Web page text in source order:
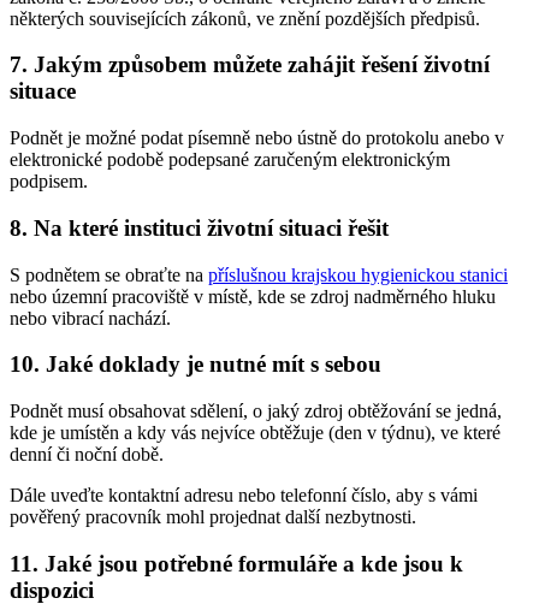
některých souvisejících zákonů, ve znění pozdějších předpisů.
7. Jakým způsobem můžete zahájit řešení životní
situace
Podnět je možné podat písemně nebo ústně do protokolu anebo v
elektronické podobě podepsané zaručeným elektronickým
podpisem.
8. Na které instituci životní situaci řešit
S podnětem se obraťte na příslušnou krajskou hygienickou stanici
nebo územní pracoviště v místě, kde se zdroj nadměrného hluku
nebo vibrací nachází.
10. Jaké doklady je nutné mít s sebou
Podnět musí obsahovat sdělení, o jaký zdroj obtěžování se jedná,
kde je umístěn a kdy vás nejvíce obtěžuje (den v týdnu), ve které
denní či noční době.
Dále uveďte kontaktní adresu nebo telefonní číslo, aby s vámi
pověřený pracovník mohl projednat další nezbytnosti.
11. Jaké jsou potřebné formuláře a kde jsou k
dispozici